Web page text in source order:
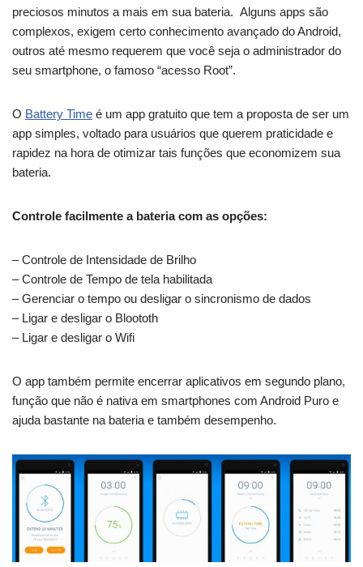
preciosos minutos a mais em sua bateria. Alguns apps são
complexos, exigem certo conhecimento avançado do Android,
outros até mesmo requerem que você seja o administrador do
seu smartphone, o famoso “acesso Root”.
O Battery Time é um app gratuito que tem a proposta de ser um
app simples, voltado para usuários que querem praticidade e
rapidez na hora de otimizar tais funções que economizem sua
bateria.
Controle facilmente a bateria com as opções:
– Controle de Intensidade de Brilho
– Controle de Tempo de tela habilitada
– Gerenciar o tempo ou desligar o sincronismo de dados
– Ligar e desligar o Bloototh
– Ligar e desligar o Wifi
O app também permite encerrar aplicativos em segundo plano,
função que não é nativa em smartphones com Android Puro e
ajuda bastante na bateria e também desempenho.